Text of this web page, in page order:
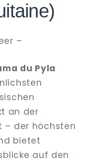
–
du Pyla
an der
– der höchsten
bietet
auf den